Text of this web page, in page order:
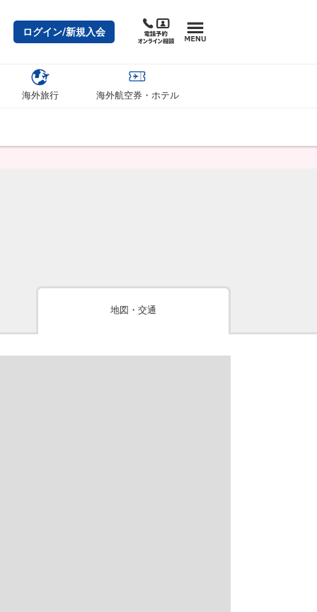
ログイン/新規入会
海外旅行 海外航空券・ホテル
地図・交通